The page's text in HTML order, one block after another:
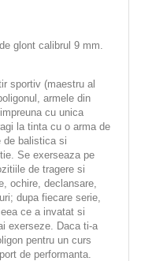
glont calibrul 9 mm.
sportiv (maestru al
armele din
cu unica
la tinta cu o arma de
de balistica si
Se exerseaza pe
de tragere si
ochire, declansare,
dupa fiecare serie,
ce a invatat si
exerseze. Daca ti-a
pentru un curs
de performanta.